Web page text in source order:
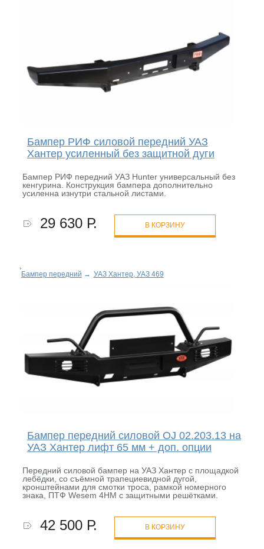
Бампер РИФ силовой передний УАЗ
Хантер усиленный без защитной дуги
Бампер РИФ передний УАЗ Hunter универсальный без
кенгурина. Конструкция бампера дополнительно
усиленна изнутри стальной листами.
29 630 Р. В КОРЗИНУ
Бампер передний → УАЗ Хантер, УАЗ 469
Бампер передний силовой OJ 02.203.13 на
УАЗ Хантер лифт 65 мм + доп. опции
Передний силовой бампер на УАЗ Хантер с площадкой
лебёдки, со съёмной трапециевидной дугой,
кронштейнами для смотки троса, рамкой номерного
знака, ПТФ Wesem 4HM с защитными решётками.
42 500 Р. В КОРЗИНУ